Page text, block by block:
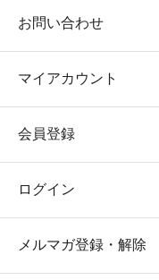
お問い合わせ
マイアカウント
会員登録
ログイン
メルマガ登録・解除